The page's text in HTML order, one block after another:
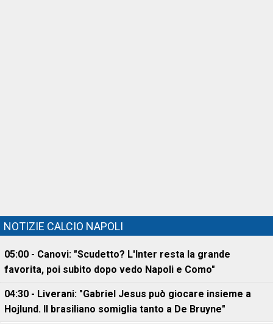
NOTIZIE CALCIO NAPOLI
05:00 - Canovi: "Scudetto? L'Inter resta la grande
favorita, poi subito dopo vedo Napoli e Como"
04:30 - Liverani: "Gabriel Jesus può giocare insieme a
Hojlund. Il brasiliano somiglia tanto a De Bruyne"